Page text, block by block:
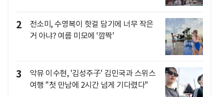
2
전소미, 수영복이 핫걸 담기에 너무 작은
거 아냐? 여름 미모에 '깜짝'
3
악뮤 이수현, '김성주子' 김민국과 스위스
여행 "첫 만남에 2시간 넘게 기다렸다"